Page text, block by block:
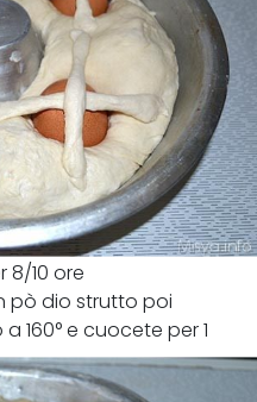
8/10 ore
pò dio strutto poi
160° e cuocete per 1